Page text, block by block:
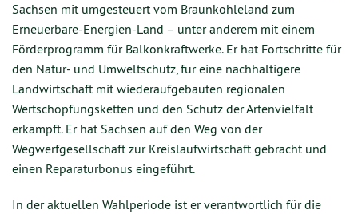
Sachsen mit umgesteuert vom Braunkohleland zum
Erneuerbare-Energien-Land – unter anderem mit einem
Förderprogramm für Balkonkraftwerke. Er hat Fortschritte für
den Natur- und Umweltschutz, für eine nachhaltigere
Landwirtschaft mit wiederaufgebauten regionalen
Wertschöpfungsketten und den Schutz der Artenvielfalt
erkämpft. Er hat Sachsen auf den Weg von der
Wegwerfgesellschaft zur Kreislaufwirtschaft gebracht und
einen Reparaturbonus eingeführt.
In der aktuellen Wahlperiode ist er verantwortlich für die